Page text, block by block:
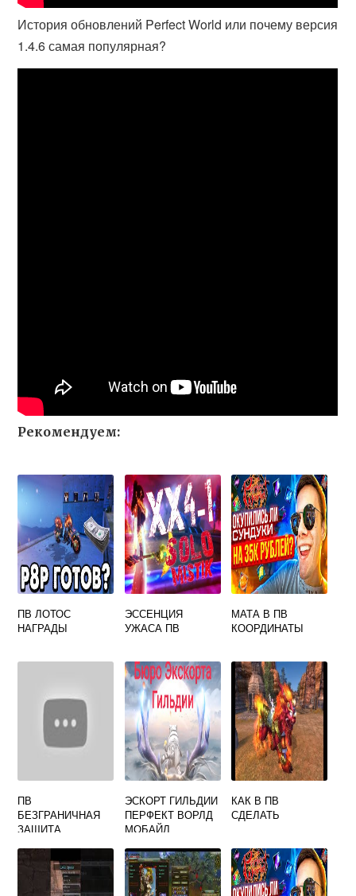
История обновлений Perfect World или почему версия
1.4.6 самая популярная?
Рекомендуем:
ПВ ЛОТОС
НАГРАДЫ
ЭССЕНЦИЯ
УЖАСА ПВ
МАТА В ПВ
КООРДИНАТЫ
ПВ
БЕЗГРАНИЧНАЯ
ЗАЩИТА
ЭСКОРТ ГИЛЬДИИ
ПЕРФЕКТ ВОРЛД
МОБАЙЛ
КАК В ПВ
СДЕЛАТЬ